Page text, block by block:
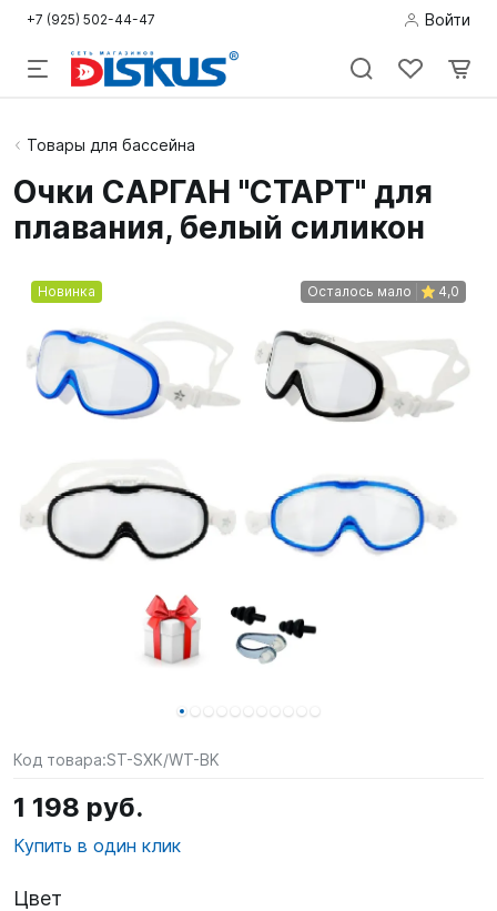
+7 (925) 502-44-47 Войти
Подводная
Дайвинг
Снорклинг /
Пляж
Фридайвинг
Детям
сёрфинг
Подарочные
Акции
Товары для бассейна
Очки САРГАН "СТАРТ" для
плавания, белый силикон
Новинка Осталось мало 4,0
Код товара:ST-SXK/WT-BK
1 198 руб.
Купить в один клик
Цвет